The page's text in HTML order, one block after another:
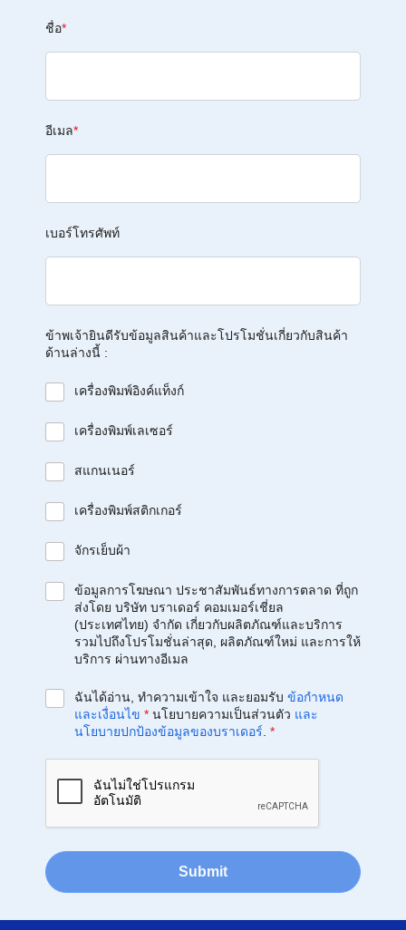
ชื่อ*
อีเมล*
เบอร์โทรศัพท์
ข้าพเจ้ายินดีรับข้อมูลสินค้าและโปรโมชั่นเกี่ยวกับสินค้า
ด้านล่างนี้ :
เครื่องพิมพ์อิงค์แท็งก์
เครื่องพิมพ์เลเซอร์
สแกนเนอร์
เครื่องพิมพ์สติกเกอร์
จักรเย็บผ้า
ข้อมูลการโฆษณา ประชาสัมพันธ์ทางการตลาด ที่ถูก
ส่งโดย บริษัท บราเดอร์ คอมเมอร์เชี่ยล
(ประเทศไทย) จำกัด เกี่ยวกับผลิตภัณฑ์และบริการ
รวมไปถึงโปรโมชั่นล่าสุด, ผลิตภัณฑ์ใหม่ และการให้
บริการ ผ่านทางอีเมล
ฉันได้อ่าน, ทำความเข้าใจ และยอมรับ ข้อกำหนด
และเงื่อนไข * นโยบายความเป็นส่วนตัว และ
นโยบายปกป้องข้อมูลของบราเดอร์ *
Submit